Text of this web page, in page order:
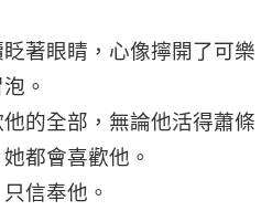
著眼睛，心像擰開了可樂
。
的全部，無論他活得蕭條
都會喜歡他。
信奉他。